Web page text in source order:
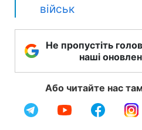
військ
Не пропустіть
наші
Або читайте нас